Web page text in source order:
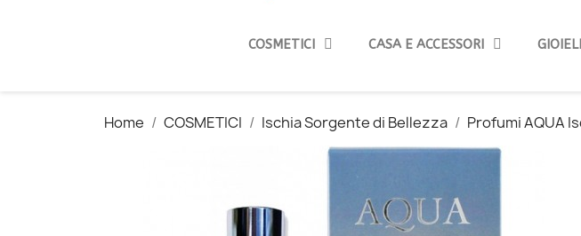
COSMETICI CASA E ACCESSORI
Home COSMETICI Ischia Sorgente di Bellezza Profumi AQUA